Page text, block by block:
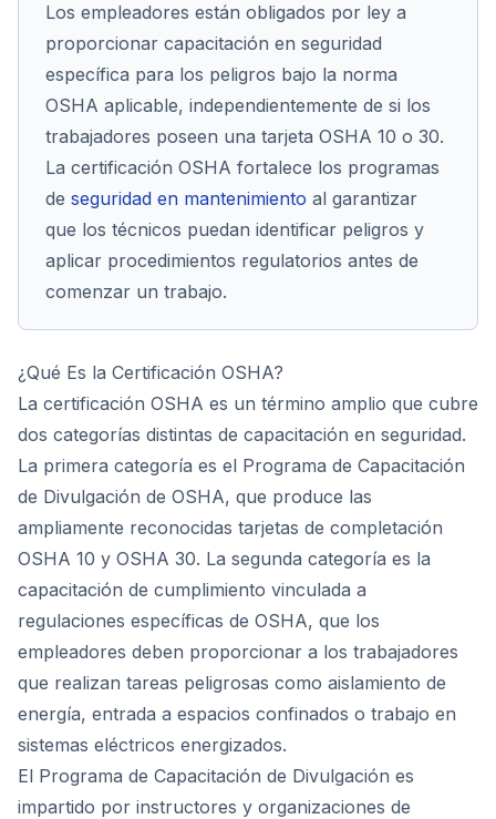
Los empleadores están obligados por ley a
proporcionar capacitación en seguridad
específica para los peligros bajo la norma
OSHA aplicable, independientemente de si los
trabajadores poseen una tarjeta OSHA 10 o 30.
La certificación OSHA fortalece los programas
de seguridad en mantenimiento al garantizar
que los técnicos puedan identificar peligros y
aplicar procedimientos regulatorios antes de
comenzar un trabajo.
¿Qué Es la Certificación OSHA?
La certificación OSHA es un término amplio que cubre
dos categorías distintas de capacitación en seguridad.
La primera categoría es el Programa de Capacitación
de Divulgación de OSHA, que produce las
ampliamente reconocidas tarjetas de completación
OSHA 10 y OSHA 30. La segunda categoría es la
capacitación de cumplimiento vinculada a
regulaciones específicas de OSHA, que los
empleadores deben proporcionar a los trabajadores
que realizan tareas peligrosas como aislamiento de
energía, entrada a espacios confinados o trabajo en
sistemas eléctricos energizados.
El Programa de Capacitación de Divulgación es
impartido por instructores y organizaciones de